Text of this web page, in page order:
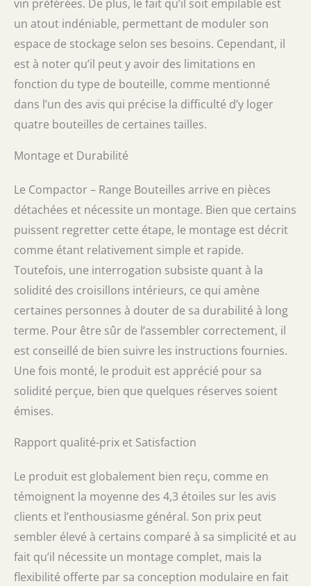
vin préférées. De plus, le fait qu’il soit empilable est
un atout indéniable, permettant de moduler son
espace de stockage selon ses besoins. Cependant, il
est à noter qu’il peut y avoir des limitations en
fonction du type de bouteille, comme mentionné
dans l’un des avis qui précise la difficulté d’y loger
quatre bouteilles de certaines tailles.
Montage et Durabilité
Le Compactor – Range Bouteilles arrive en pièces
détachées et nécessite un montage. Bien que certains
puissent regretter cette étape, le montage est décrit
comme étant relativement simple et rapide.
Toutefois, une interrogation subsiste quant à la
solidité des croisillons intérieurs, ce qui amène
certaines personnes à douter de sa durabilité à long
terme. Pour être sûr de l’assembler correctement, il
est conseillé de bien suivre les instructions fournies.
Une fois monté, le produit est apprécié pour sa
solidité perçue, bien que quelques réserves soient
émises.
Rapport qualité-prix et Satisfaction
Le produit est globalement bien reçu, comme en
témoignent la moyenne des 4,3 étoiles sur les avis
clients et l’enthousiasme général. Son prix peut
sembler élevé à certains comparé à sa simplicité et au
fait qu’il nécessite un montage complet, mais la
flexibilité offerte par sa conception modulaire en fait